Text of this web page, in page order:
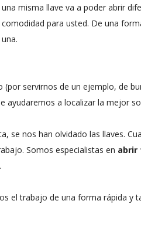
una misma llave va a poder abrir
comodidad para usted. De una
una.
servirnos de un ejemplo, de
ayudaremos a localizar la mejor
nos han olvidado las llaves.
Somos especialistas en abrir
el trabajo de una forma rápida y